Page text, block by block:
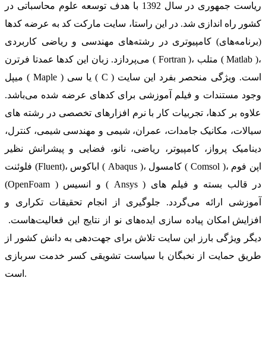
ریاست جمهوری در سال 1392 با هدف توسعه علوم محاسباتی در
کشور راه اندازی شد. در این راستا، سایت مارکت کد به عرضه کدها
(برنامه‌های) کامپیوتری در رشته‌های مهندسی و ریاضی کاربردی
می‌پردازد. زبان این کدها عمدتا فرترن ( Fortran )، متلب ( Matlab )،
میپل ( Maple ) یا سی ( C ) است. ویژگی منحصر بفرد این سایت
وجود مستندات و فیلم آموزشی برای کدهای عرضه شده می‌باشد.
علاوه بر کدها، تجربیات کار با نرم افزارهای تخصصی در رشته های
سیالات، مکانیک جامدات، عمران، شیمی و مهندسی شیمی، کنترل،
دینامیک پرواز، کامپیوتر، ریاضی، نانو، فضایی و پیشرانش نظیر
فلوئنت (Fluent)، اباکوس ( Abaqus )، کامسول ( Comsol )، اپن فوم
(OpenFoam ) و انسیس ( Ansys ) در قالب بسته‌ و فیلم های
آموزشی ارائه می‌گردد. جلوگیری از انجام تحقیقات تکراری و
افزایش امکان پیاده سازی ایده‌های نو از نتایج این فعالیت‌هاست.
دیگر ویژگی بارز این سایت تلاش برای جهت‌دهی به دانش کشور از
طریق حمایت از نخبگان با سیاست تشویقی کسر خدمت سربازی
است.